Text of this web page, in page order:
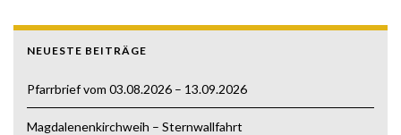
NEUESTE BEITRÄGE
Pfarrbrief vom 03.08.2026 – 13.09.2026
Magdalenenkirchweih – Sternwallfahrt